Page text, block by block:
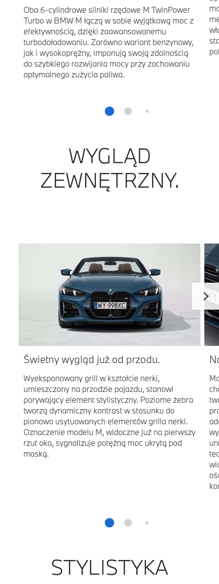
Oba 6-cylindrowe silniki rzędowe M TwinPower
Turbo w BMW M łączą w sobie wyjątkową moc z
efektywnością, dzięki zaawansowanemu
turbodoładowaniu. Zarówno wariant benzynowy,
jak i wysokoprężny, imponują swoją zdolnością
do szybkiego rozwijania mocy przy zachowaniu
optymalnego zużycia paliwa.
WYGLĄD
ZEWNĘTRZNY.
Świetny wygląd już od przodu.
Wyeksponowany grill w kształcie nerki,
umieszczony na przodzie pojazdu, stanowi
porywający element stylistyczny. Poziome żebra
tworzą dynamiczny kontrast w stosunku do
pionowo usytuowanych elementów grilla nerki.
Oznaczenie modelu M, widoczne już na pierwszy
rzut oka, sygnalizuje potężną moc ukrytą pod
maską.
STYLISTYKA